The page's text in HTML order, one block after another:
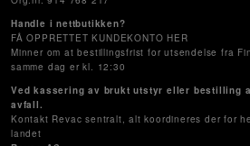
Handle i nettbutikken?
FÅ OPPRETTET KUNDEKONTO HER
Minner om at bestillingsfrist for utsendelse fra
samme dag er kl. 12:30
Ved kassering av brukt utstyr eller bestilling
avfall.
Kontakt Revac sentralt, alt koordineres der for
landet